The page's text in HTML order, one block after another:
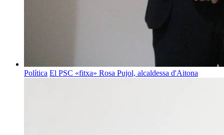
Política El PSC «fitxa» Rosa Pujol, alcaldessa d'Aitona